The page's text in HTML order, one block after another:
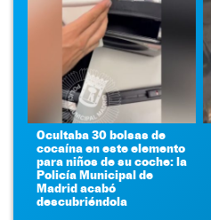
Ocultaba 30 bolsas de
cocaína en este elemento
para niños de su coche: la
Policía Municipal de
Madrid acabó
descubriéndola